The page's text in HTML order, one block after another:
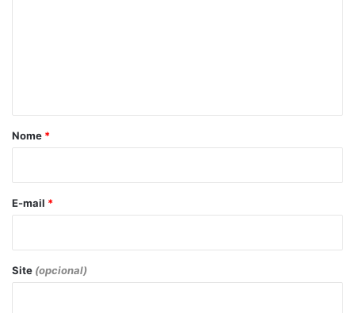
r
*
Nome *
E-mail *
Site (opcional)